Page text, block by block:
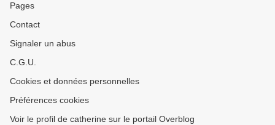
Pages
Contact
Signaler un abus
C.G.U.
Cookies et données personnelles
Préférences cookies
Voir le profil de catherine sur le portail Overblog